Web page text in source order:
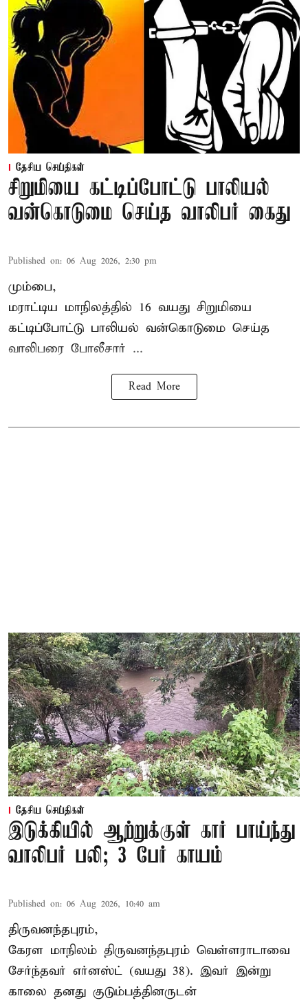
தேசிய செய்திகள்
சிறுமியை கட்டிப்போட்டு பாலியல்
வன்கொடுமை செய்த வாலிபர் கைது
Published on: 06 Aug 2026, 2:30 pm
மும்பை,
மராட்டிய மாநிலத்தில் 16 வயது சிறுமியை
கட்டிப்போட்டு பாலியல் வன்கொடுமை செய்த
வாலிபரை போலீசார் ...
Read More
தேசிய செய்திகள்
இடுக்கியில் ஆற்றுக்குள் கார் பாய்ந்து
வாலிபர் பலி; 3 பேர் காயம்
Published on: 06 Aug 2026, 10:40 am
திருவனந்தபுரம்,
கேரள மாநிலம் திருவனந்தபுரம் வெள்ளராடாவை
சேர்ந்தவர் எர்னஸ்ட் (வயது 38). இவர் இன்று
காலை தனது குடும்பத்தினருடன்